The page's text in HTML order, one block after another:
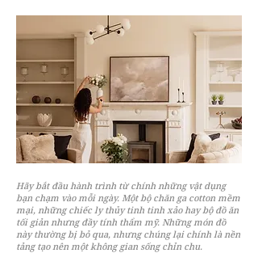
Hãy bắt đầu hành trình từ chính những vật dụng
bạn chạm vào mỗi ngày. Một bộ chăn ga cotton mềm
mại, những chiếc ly thủy tinh tinh xảo hay bộ đồ ăn
tối giản nhưng đầy tính thẩm mỹ. Những món đồ
này thường bị bỏ qua, nhưng chúng lại chính là nền
tảng tạo nên một không gian sống chỉn chu.